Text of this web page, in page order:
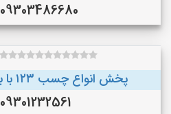
09303486680 (ارومیه)
پخش انواع چسب ۱۲۳ با برندهای معروف بازار
09301232561 (تبریز)